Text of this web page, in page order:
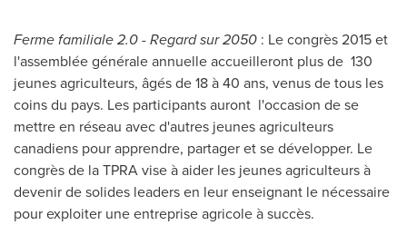
Ferme familiale 2.0 - Regard sur 2050 : Le congrès2015 et
l'assemblée générale annuelle accueilleront plus de 130
jeunes agriculteurs, âgés de 18 à 40 ans, venus de tous les
coins du pays. Les participants auront l'occasion de se
mettre en réseau avec d'autres jeunes agriculteurs
canadiens pour apprendre, partager et se développer. Le
congrès de la TPRA vise à aider les jeunes agriculteurs à
devenir de solides leaders en leur enseignant le nécessaire
pour exploiter une entreprise agricole à succès.